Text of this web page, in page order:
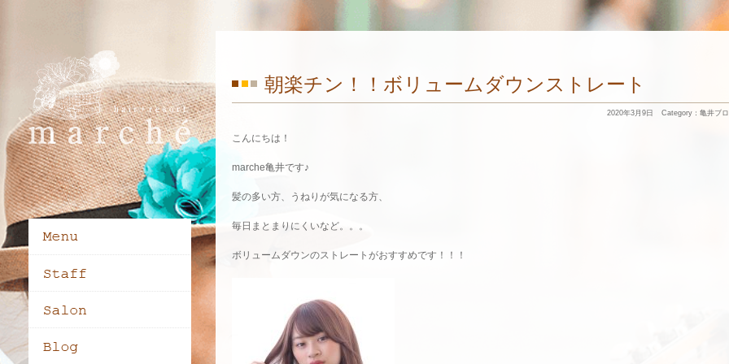
朝楽チン！！ボリュームダウンストレート
2020年3月9日 Category： 亀井ブ
こんにちは！
marche亀井です♪
髪の多い方、うねりが気になる方、
毎日まとまりにくいなど。。。
ボリュームダウンのストレートがおすすめです！！！